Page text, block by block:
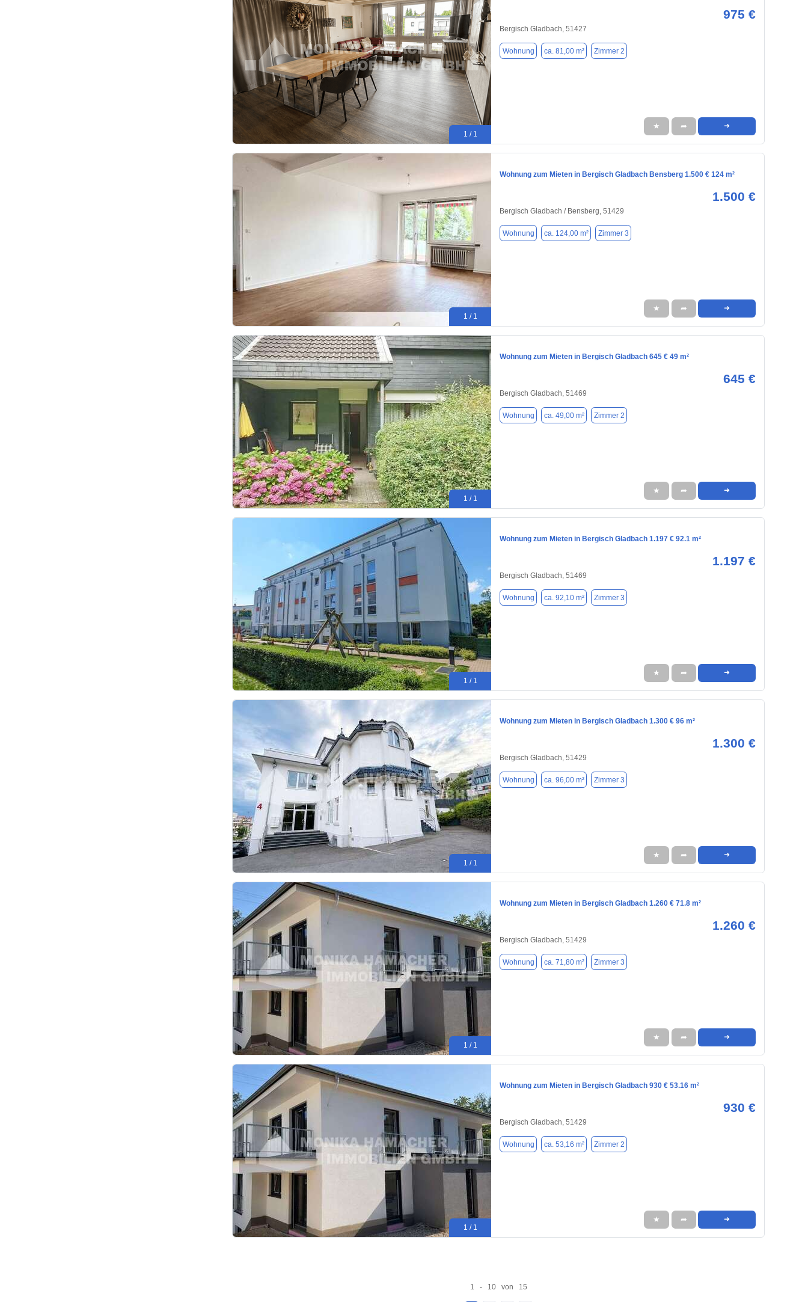
1 / 1
975 €
Bergisch Gladbach, 51427
Wohnung ca. 81,00 m² Zimmer 2
★ ➦ ➜
1 / 1
Wohnung zum Mieten in Bergisch Gladbach Bensberg 1.500 € 124 m²
1.500 €
Bergisch Gladbach / Bensberg, 51429
Wohnung ca. 124,00 m² Zimmer 3
★ ➦ ➜
1 / 1
Wohnung zum Mieten in Bergisch Gladbach 645 € 49 m²
645 €
Bergisch Gladbach, 51469
Wohnung ca. 49,00 m² Zimmer 2
★ ➦ ➜
1 / 1
Wohnung zum Mieten in Bergisch Gladbach 1.197 € 92.1 m²
1.197 €
Bergisch Gladbach, 51469
Wohnung ca. 92,10 m² Zimmer 3
★ ➦ ➜
1 / 1
Wohnung zum Mieten in Bergisch Gladbach 1.300 € 96 m²
1.300 €
Bergisch Gladbach, 51429
Wohnung ca. 96,00 m² Zimmer 3
★ ➦ ➜
1 / 1
Wohnung zum Mieten in Bergisch Gladbach 1.260 € 71.8 m²
1.260 €
Bergisch Gladbach, 51429
Wohnung ca. 71,80 m² Zimmer 3
★ ➦ ➜
1 / 1
Wohnung zum Mieten in Bergisch Gladbach 930 € 53.16 m²
930 €
Bergisch Gladbach, 51429
Wohnung ca. 53,16 m² Zimmer 2
★ ➦ ➜
1 - 10 von 15